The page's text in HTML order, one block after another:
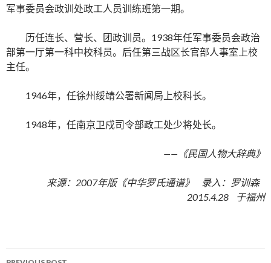
军事委员会政训处政工人员训练班第一期。
历任连长、营长、团政训员。1938年任军事委员会政治
部第一厅第一科中校科员。后任第三战区长官部人事室上校
主任。
1946年，任徐州绥靖公署新闻局上校科长。
1948年，任南京卫戍司令部政工处少将处长。
——《民国人物大辞典》
来源：2007年版《中华罗氏通谱》 录入：罗训森
2015.4.28 于福州